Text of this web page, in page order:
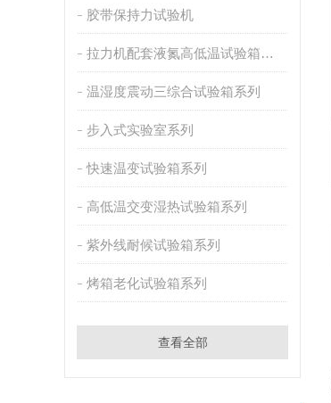
胶带保持力试验机
拉力机配套液氮高低温试验箱系列
温湿度震动三综合试验箱系列
步入式实验室系列
快速温变试验箱系列
高低温交变湿热试验箱系列
紫外线耐候试验箱系列
烤箱老化试验箱系列
查看全部